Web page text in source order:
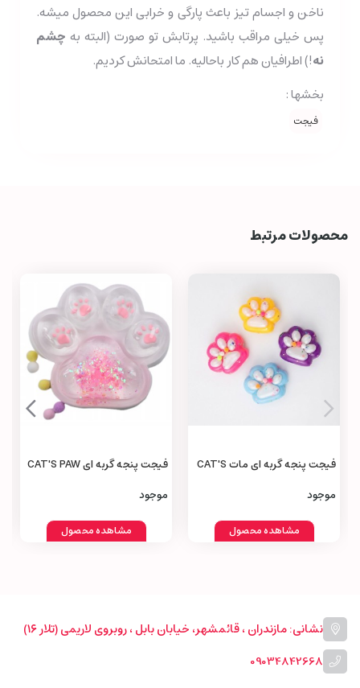
ناخن و اجسام تیز باعث پارگی و خرابی این محصول میشه.
پس خیلی مراقب باشید. پرتابش تو صورت (البته به چشم
نه!) اطرافیان هم کار باحالیه. ما امتحانش کردیم.
بخشها :
فیجت
محصولات مرتبط
فیجت پنجه گربه‌ ای مات CAT'S
موجود
مشاهده محصول
فیجت پنجه گربه‌ ای CAT'S PAW
موجود
مشاهده محصول
نشانی: مازندران ، قائمشهر، خیابان بابل ، روبروی لاریمی (تلار ۱۶)
09034842668